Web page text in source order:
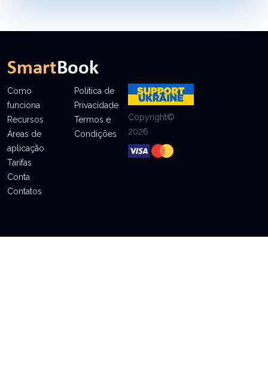
Como
funciona
Recursos
Áreas de
aplicação
Tarifas
Conta
Contatos
Política de
Privacidade
Termos e
Condições
Copyright©
2026